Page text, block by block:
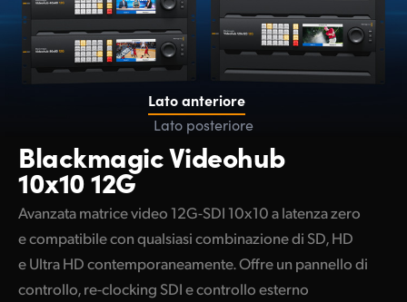
Lato anteriore
Lato posteriore
BlackmagicVideohub
10x10 12G
Avanzata matrice video 12G-SDI 10x10 a latenza zero
e compatibile con qualsiasi combinazione di SD, HD
e Ultra HD contemporaneamente. Offre un pannello di
controllo, re-clocking SDI e controllo esterno